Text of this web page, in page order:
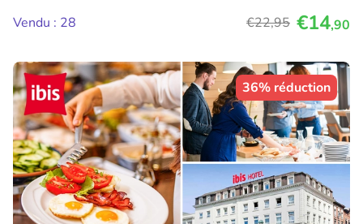
Vendu : 28
€22,95 €14,90
36% réduction